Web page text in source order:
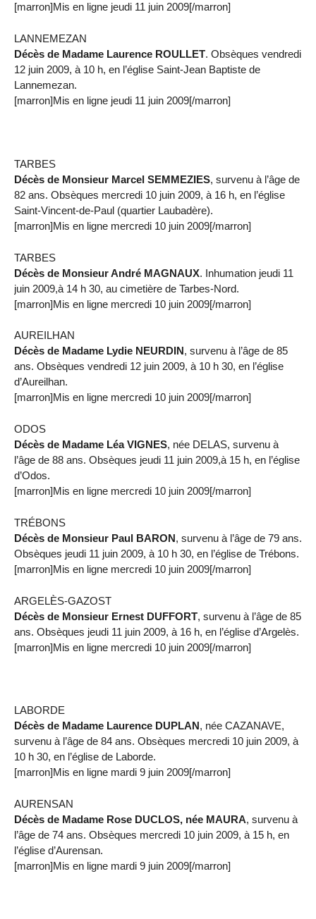
[marron]Mis en ligne jeudi 11 juin 2009[/marron]
LANNEMEZAN
Décès de Madame Laurence ROULLET. Obsèques vendredi
12 juin 2009, à 10 h, en l’église Saint-Jean Baptiste de
Lannemezan.
[marron]Mis en ligne jeudi 11 juin 2009[/marron]
TARBES
Décès de Monsieur Marcel SEMMEZIES, survenu à l’âge de
82 ans. Obsèques mercredi 10 juin 2009, à 16 h, en l’église
Saint-Vincent-de-Paul (quartier Laubadère).
[marron]Mis en ligne mercredi 10 juin 2009[/marron]
TARBES
Décès de Monsieur André MAGNAUX. Inhumation jeudi 11
juin 2009,à 14 h 30, au cimetière de Tarbes-Nord.
[marron]Mis en ligne mercredi 10 juin 2009[/marron]
AUREILHAN
Décès de Madame Lydie NEURDIN, survenu à l’âge de 85
ans. Obsèques vendredi 12 juin 2009, à 10 h 30, en l’église
d’Aureilhan.
[marron]Mis en ligne mercredi 10 juin 2009[/marron]
ODOS
Décès de Madame Léa VIGNES, née DELAS, survenu à
l’âge de 88 ans. Obsèques jeudi 11 juin 2009,à 15 h, en l’église
d’Odos.
[marron]Mis en ligne mercredi 10 juin 2009[/marron]
TRÉBONS
Décès de Monsieur Paul BARON, survenu à l’âge de 79 ans.
Obsèques jeudi 11 juin 2009, à 10 h 30, en l’église de Trébons.
[marron]Mis en ligne mercredi 10 juin 2009[/marron]
ARGELÈS-GAZOST
Décès de Monsieur Ernest DUFFORT, survenu à l’âge de 85
ans. Obsèques jeudi 11 juin 2009, à 16 h, en l’église d’Argelès.
[marron]Mis en ligne mercredi 10 juin 2009[/marron]
LABORDE
Décès de Madame Laurence DUPLAN, née CAZANAVE,
survenu à l’âge de 84 ans. Obsèques mercredi 10 juin 2009, à
10 h 30, en l’église de Laborde.
[marron]Mis en ligne mardi 9 juin 2009[/marron]
AURENSAN
Décès de Madame Rose DUCLOS, née MAURA, survenu à
l’âge de 74 ans. Obsèques mercredi 10 juin 2009, à 15 h, en
l’église d’Aurensan.
[marron]Mis en ligne mardi 9 juin 2009[/marron]